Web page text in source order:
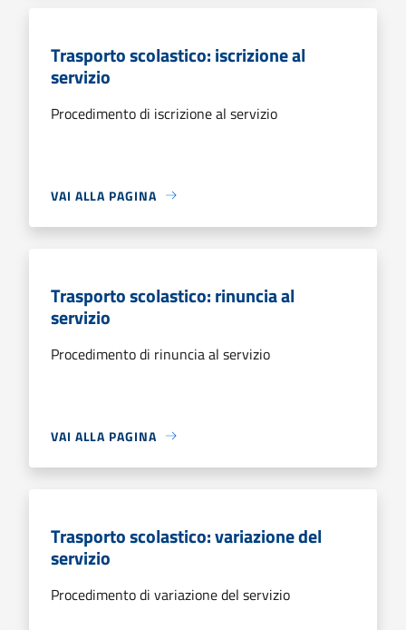
Trasporto scolastico: iscrizione al
servizio
Procedimento di iscrizione al servizio
VAI ALLA PAGINA
Trasporto scolastico: rinuncia al
servizio
Procedimento di rinuncia al servizio
VAI ALLA PAGINA
Trasporto scolastico: variazione del
servizio
Procedimento di variazione del servizio